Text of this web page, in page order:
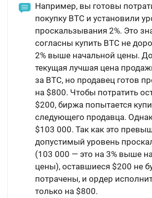
Например, вы готовы
покупку BTC и установили
проскальзывания 2%. Это
согласны купить BTC не
2% выше начальной цены.
текущая лучшая цена
за BTC, но продавец готов
на $800. Чтобы потратить
$200, биржа попытается
следующего продавца.
$103 000. Так как это
допустимый уровень
(103 000 — это на 3% выше
цены), оставшиеся $200 не
потрачены, и ордер
только на $800.